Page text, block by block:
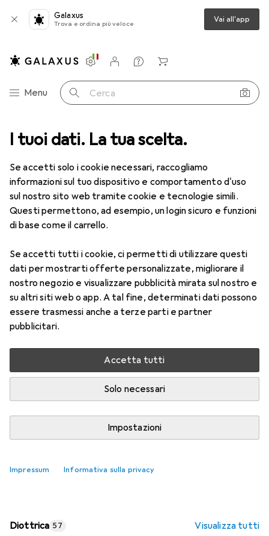
I tuoi dati. La tua scelta.
Se accetti solo i cookie necessari, raccogliamo
informazioni sul tuo dispositivo e comportamento d'uso
sul nostro sito web tramite cookie e tecnologie simili.
Questi permettono, ad esempio, un login sicuro e funzioni
di base come il carrello.
Se accetti tutti i cookie, ci permetti di utilizzare questi
dati per mostrarti offerte personalizzate, migliorare il
nostro negozio e visualizzare pubblicità mirata sul nostro e
su altri siti web o app. A tal fine, determinati dati possono
essere trasmessi anche a terze parti e partner
pubblicitari.
Accetta tutti
Solo necessari
Impostazioni
Impressum Informativa sulla privacy
Galaxus
Trova e ordina più veloce Vai all'app
Categoria Navigazione
Menu Cerca
Impostazioni
Conto cliente
Liste di confronto
Liste dei desideri
Carrello
Lenti a contatto Air Optix più HydraGlyde per l'astigmatismo
1 Immagine
Air Optix più HydraGlyde per
-1.75, Obiettivo mensile, 6 pz., Torico
Prezzo in EUR IVA incl.
EUR
50,06 EUR
8,35/1pz.
Consegna tra lun, 17/8 e mer, 19/8
Più di 10 pezzi in stock presso il fornitore
Aggiungi al carrello
Diottrica 57 Visualizza tutti